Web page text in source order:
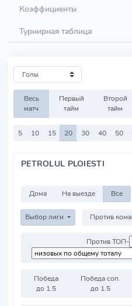
Коэффициенты
Турнирная таблица
Весь
матч
Первый
тайм
Второй
тайм
5 10 15 20 30 40 50
PETROLUL PLOIESTI
Дома На выезде Все
Выбор лиги
Против ТОП-
Победа
до 1.5
Победа соп.
до 1.5